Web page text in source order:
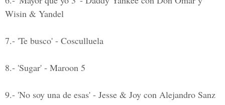
Wisin & Yandel
7.- 'Te busco' - Cosculluela
8.- 'Sugar' - Maroon 5
9.- 'No soy una de esas' - Jesse & Joy con Alejandro Sanz